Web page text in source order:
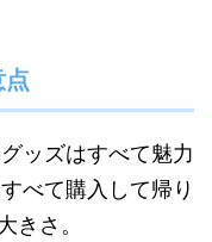
点
ッズはすべて魅力
べて購入して帰り
きさ。